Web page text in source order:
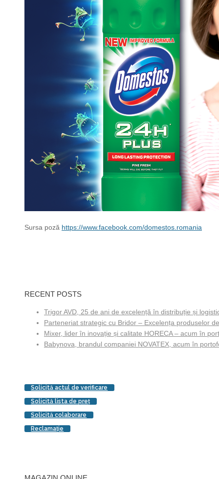
Sursa poză https://www.facebook.com/domestos.romania
RECENT POSTS
Trigor AVD, 25 de ani de excelență în distribuție și
Parteneriat strategic cu Bridor – Excelența produselor
Mixer, lider în inovație și calitate HORECA – acum în
Babynova, brandul companiei NOVATEX, acum în
Solicită actul de verificare
Solicită lista de preţ
Solicită colaborare
Reclamaţie